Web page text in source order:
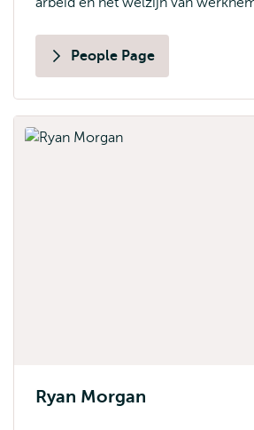
People Page
Ryan Morgan